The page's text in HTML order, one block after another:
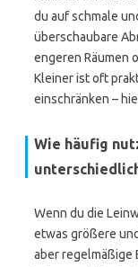
du auf schmale
überschaubare
engeren Räumen
Kleiner ist oft
einschränken –
Wie häufig
Wenn du die
etwas größere
aber regelmäßige